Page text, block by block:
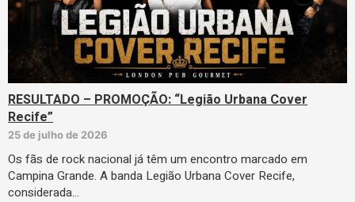
RESULTADO – PROMOÇÃO: “Legião Urbana Cover
Recife”
25 de julho de 2026
Os fãs de rock nacional já têm um encontro marcado em
Campina Grande. A banda Legião Urbana Cover Recife,
considerada…